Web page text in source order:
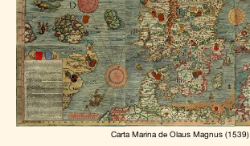
Carta Marina de Olaus Magnus (1539)